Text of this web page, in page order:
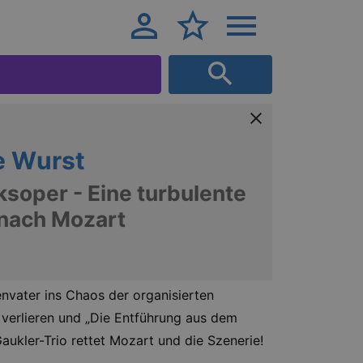
Wurst
- Eine turbulente
Mozart
ins Chaos der organisierten
und „Die Entführung aus dem
Trio rettet Mozart und die Szenerie!